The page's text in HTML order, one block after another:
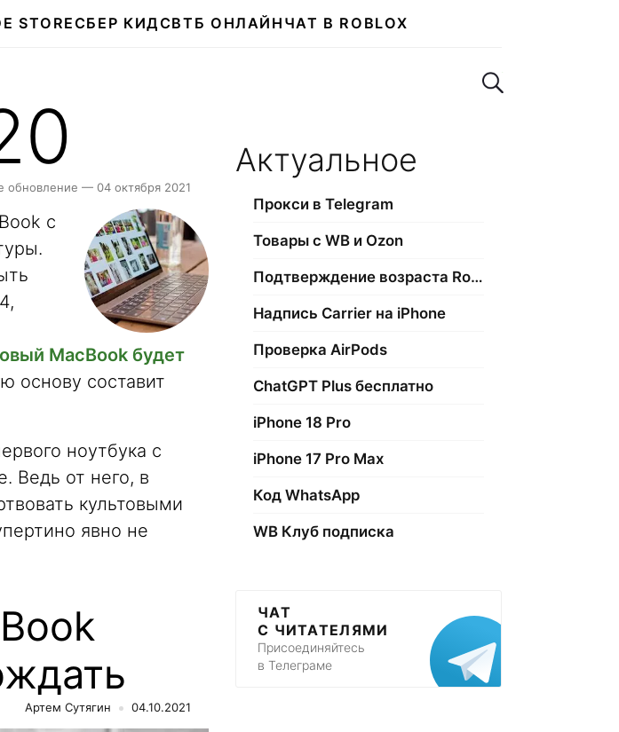
STORE СБЕР КИДСВТБ ОНЛАЙН ЧАТ В ROBLOX
Поиск по сайту
обновление — 04 октября 2021
с
MacBook будет
основу составит
ноутбука с
Ведь от него, в
культовыми
явно не
Артем Сутягин 04.10.2021
Актуальное
Прокси в Telegram
Товары с WB и Ozon
Подтверждение возраста Roblox
Надпись Carrier на iPhone
Проверка AirPods
ChatGPT Plus бесплатно
iPhone 18 Pro
iPhone 17 Pro Max
Код WhatsApp
WB Клуб подписка
ЧАТ
С ЧИТАТЕЛЯМИ
Присоединяйтесь
в Телеграме